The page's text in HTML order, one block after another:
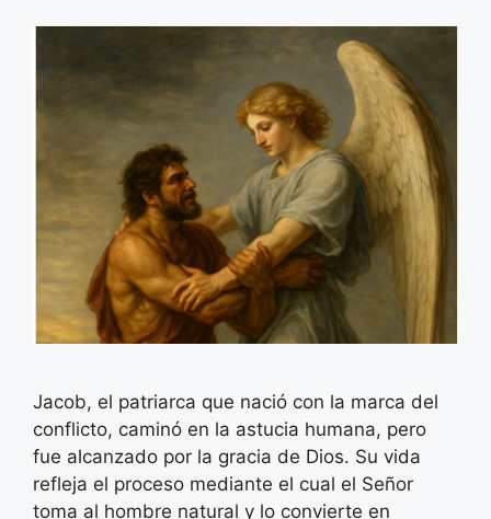
Jacob, el patriarca que nació con la marca del
conflicto, caminó en la astucia humana, pero
fue alcanzado por la gracia de Dios. Su vida
refleja el proceso mediante el cual el Señor
toma al hombre natural y lo convierte en